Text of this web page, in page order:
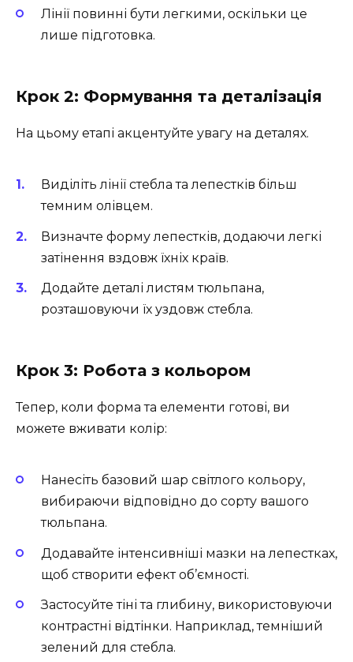
Лінії повинні бути легкими, оскільки це
лише підготовка.
Крок 2: Формування та деталізація
На цьому етапі акцентуйте увагу на деталях.
Виділіть лінії стебла та лепестків більш
темним олівцем.
Визначте форму лепестків, додаючи легкі
затінення вздовж їхніх країв.
Додайте деталі листям тюльпана,
розташовуючи їх уздовж стебла.
Крок 3: Робота з кольором
Тепер, коли форма та елементи готові, ви
можете вживати колір:
Нанесіть базовий шар світлого кольору,
вибираючи відповідно до сорту вашого
тюльпана.
Додавайте інтенсивніші мазки на лепестках,
щоб створити ефект об’ємності.
Застосуйте тіні та глибину, використовуючи
контрастні відтінки. Наприклад, темніший
зелений для стебла.